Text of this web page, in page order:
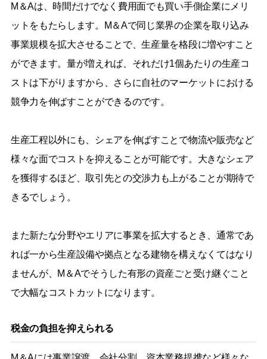
M＆Aは、時間だけでなく費用面でも買い手側企業にメリ
ットをもたらします。M＆Aで同じ業界の企業を取り込み
事業規模を拡大させることで、生産量を格段に増やすこと
ができます。量が増えれば、それだけ1個あたりの生産コ
ストは下がりますから、さらに自社のマーケットにおける
競争力を伸ばすことができるのです。
生産工程以外にも、シェアを伸ばすことで物流や販売など
様々な面でコストを抑えることが可能です。大きなシェア
を獲得するほど、取引先との交渉力も上がることが期待で
きるでしょう。
また新たな分野やエリアに事業を拡大するとき、通常であ
れば一から生産設備や拠点となる建物を構えなくてはなり
ませんが、M＆Aでそうした有形の資産ごと受け継ぐこと
で大幅なコストカットになります。
税金の負担を抑えられる